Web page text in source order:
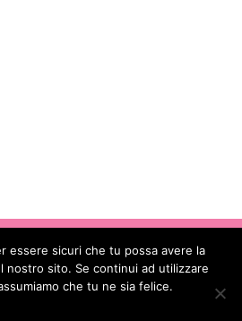
- 2026. All Rights
Fiscale: 90088850582 -
- E-mail:
essere sicuri che tu possa avere la
nostro sito. Se continui ad utilizzare
che tu ne sia felice.